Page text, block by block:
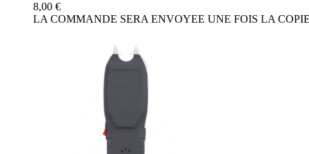
8,00 €
LA COMMANDE SERA ENVOYEE UNE FOIS LA